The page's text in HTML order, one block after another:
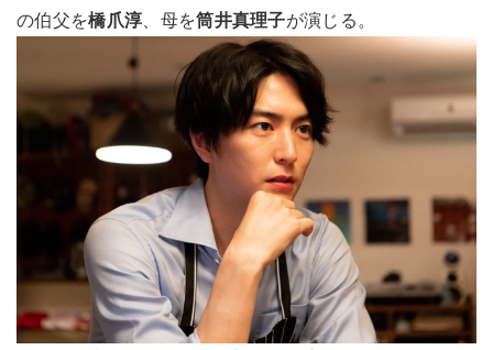
の伯父を橋爪淳 、母を筒井真理子が演じる。